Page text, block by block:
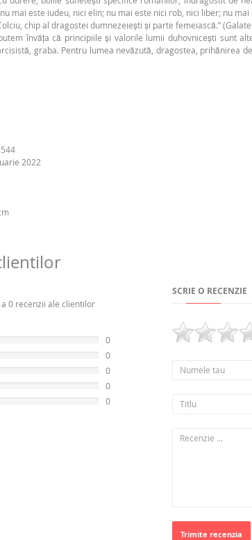
mai este iudeu, nici elin; nu mai este nici rob, nici liber; nu
chip al dragostei dumnezeiești și parte femeiască.”
învăța că principiile și valorile lumii duhovnicești sunt
graba. Pentru lumea nevăzută, dragostea, prihănirea
2022
0 recenzii ale clientilor
0
0
0
0
0
SCRIE O RECENZIE
Trimite recenzia